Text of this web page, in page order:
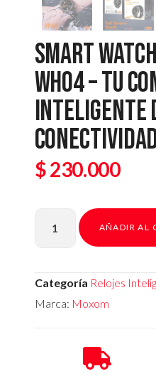
SMART
WH04 – TU
INTELIGENTE
$230.000
AÑADIR AL
Categoría Relojes
Marca: Moxom